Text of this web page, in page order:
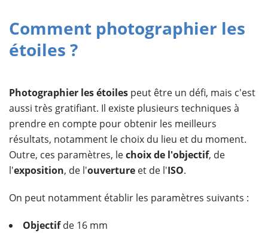
Comment photographier les
étoiles ?
Photographier les étoiles peut être un défi, mais c'est
aussi très gratifiant. Il existe plusieurs techniques à
prendre en compte pour obtenir les meilleurs
résultats, notamment le choix du lieu et du moment.
Outre, ces paramètres, lechoix de l'objectif, de
l'exposition, de l'ouverture et de l'ISO.
On peut notamment établir les paramètres suivants :
Objectifde 16 mm